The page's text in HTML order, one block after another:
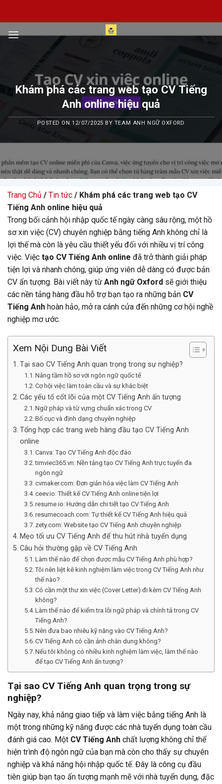
content
Khám phá các trang web tạo CV Tiếng
Anh online hiệu quả
POSTED ON12/07/2025 BY TEAM ANH NGỮ OXFORD
Trang Chủ / Tin tức / Khám phá các trang web tạo CV
Tiếng Anh online hiệu quả
Trong bối cảnh hội nhập quốc tế ngày càng sâu rộng, một hồ
sơ xin việc (CV) chuyên nghiệp bằng tiếng Anh không chỉ là
lợi thế mà còn là yêu cầu thiết yếu đối với nhiều vị trí công
việc. Việc tạo CV Tiếng Anh online đã trở thành giải pháp
tiện lợi và nhanh chóng, giúp ứng viên dễ dàng có được bản
CV ấn tượng. Bài viết này từ Anh ngữ Oxford sẽ giới thiệu
các nền tảng hàng đầu hỗ trợ bạn tạo ra những bản CV
Tiếng Anh hoàn hảo, mở ra cánh cửa đến những cơ hội nghề
nghiệp mơ ước.
Xem Nội Dung Bài Viết
Tại sao CV Tiếng Anh quan trọng trong sự nghiệp?
Nâng tầm hồ sơ với ngôn ngữ quốc tế
Cơ hội việc làm toàn cầu và sự khác biệt
Các yếu tố cốt lõi của một CV Tiếng Anh ấn tượng
Ngữ pháp và từ vựng chuẩn xác trong CV
Bố cục và định dạng chuyên nghiệp
Tổng hợp các trang web hàng đầu tạo CV Tiếng Anh
online
Canva: Tạo CV Tiếng Anh độc đáo
timviec365.vn: Nền tảng tạo CV Tiếng Anh trực tuyến đa
ngôn ngữ
cvmaker.com: Đơn giản hóa việc làm CV Tiếng Anh
ceev.io: Thiết kế CV Tiếng Anh online tiện lợi
resume.io: Hướng dẫn chi tiết tạo CV Tiếng Anh
resumecoach.com: Tự thiết kế CV Tiếng Anh hiệu quả
zety.com: Website tạo CV Tiếng Anh chuyên nghiệp
Mẹo tối ưu CV Tiếng Anh để thu hút nhà tuyển dụng
Câu hỏi thường gặp về CV Tiếng Anh
Làm thế nào để chọn được mẫu CV Tiếng Anh phù hợp?
Tôi nên liệt kê kinh nghiệm làm việc trong CV Tiếng Anh như
thế nào?
Có cần một thư xin việc (Cover Letter) đi kèm CV Tiếng Anh
không?
Làm thế nào để kiểm tra lỗi ngữ pháp và chính tả trong CV
Tiếng Anh?
Nên đưa bao nhiêu kỹ năng vào CV Tiếng Anh?
CV Tiếng Anh có cần ảnh chân dung không?
Nếu tôi không có nhiều kinh nghiệm làm việc, làm thế nào
để tạo CV Tiếng Anh ấn tượng?
Tại sao CV Tiếng Anh quan trọng trong sự
nghiệp?
Ngày nay, khả năng giao tiếp và làm việc bằng tiếng Anh là
một trong những kỹ năng được các nhà tuyển dụng toàn cầu
đánh giá cao. Một CV Tiếng Anh chất lượng không chỉ thể
hiện trình độ ngôn ngữ của bạn mà còn cho thấy sự chuyên
nghiệp và khả năng hội nhập quốc tế. Đây là công cụ đầu
tiên giúp bạn tạo ấn tượng mạnh mẽ với nhà tuyển dụng, đặc